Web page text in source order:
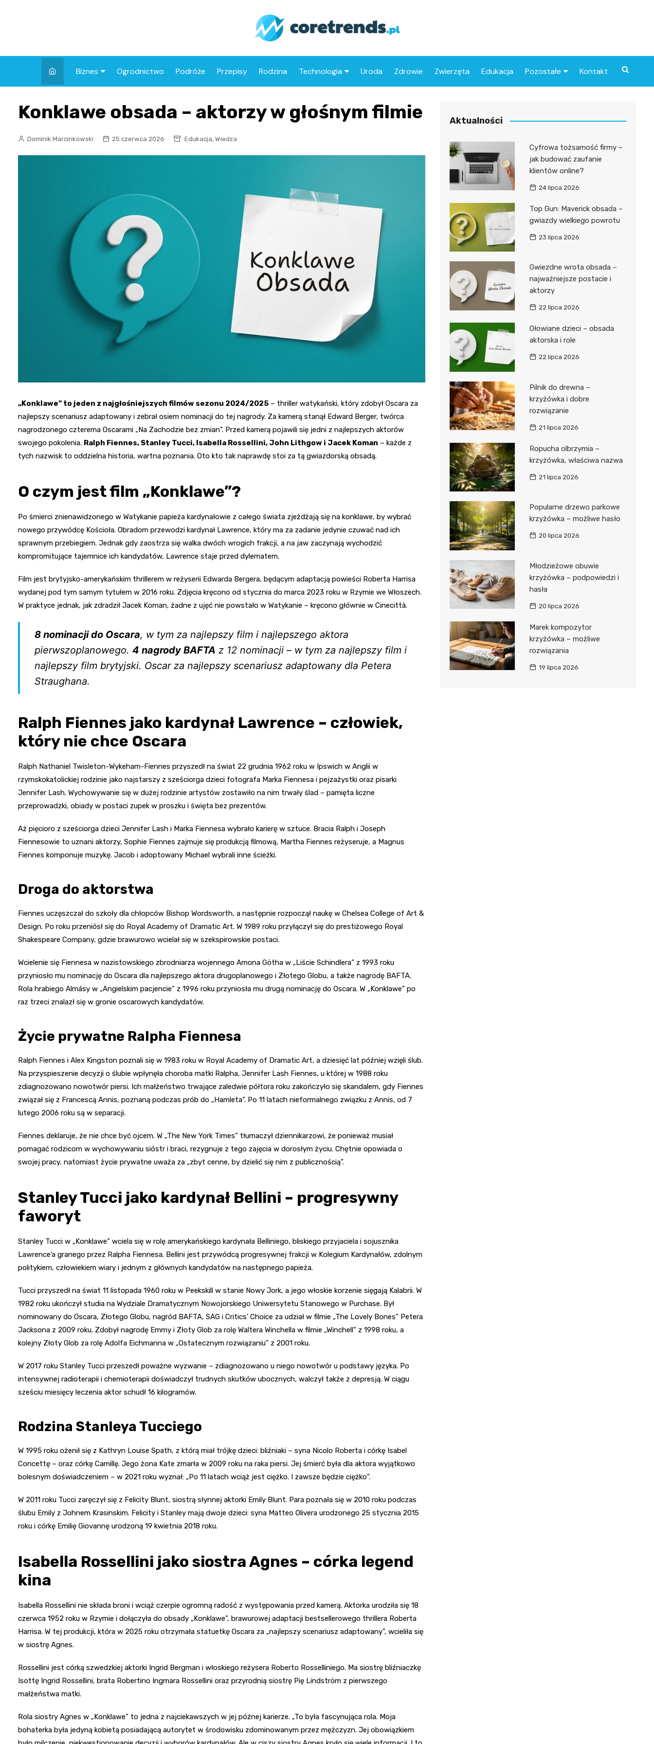
Biznes Ogrodnictwo Podróże Przepisy Rodzina Technologia
Motoryzacja
Uroda Zdrowie Zwierzęta Edukacja Pozostałe Kontakt
Konklawe obsada – aktorzy w głośnym filmie
Dominik Marcinkowski 25 czerwca 2026 Edukacja, Wiedza
„Konklawe” to jeden z najgłośniejszych filmów sezonu 2024/2025 – thriller watykański, który zdobył Oscara za
najlepszy scenariusz adaptowany i zebrał osiem nominacji do tej nagrody. Za kamerą stanął Edward Berger, twórca
nagrodzonego czterema Oscarami „Na Zachodzie bez zmian”. Przed kamerą pojawili się jedni z najlepszych aktorów
swojego pokolenia. Ralph Fiennes, Stanley Tucci, Isabella Rossellini, John Lithgow i Jacek Koman – każde z
tych nazwisk to oddzielna historia, wartna poznania. Oto kto tak naprawdę stoi za tą gwiazdorską obsadą.
O czym jest film „Konklawe”?
Po śmierci znienawidzonego w Watykanie papieża kardynałowie z całego świata zjeżdżają się na konklawe, by wybrać
nowego przywódcę Kościoła. Obradom przewodzi kardynał Lawrence, który ma za zadanie jedynie czuwać nad ich
sprawnym przebiegiem. Jednak gdy zaostrza się walka dwóch wrogich frakcji, a na jaw zaczynają wychodzić
kompromitujące tajemnice ich kandydatów, Lawrence staje przed dylematem.
Film jest brytyjsko-amerykańskim thrillerem w reżyserii Edwarda Bergera, będącym adaptacją powieści Roberta Harrisa
wydanej pod tym samym tytułem w 2016 roku. Zdjęcia kręcono od stycznia do marca 2023 roku w Rzymie we Włoszech.
W praktyce jednak, jak zdradził Jacek Koman, żadne z ujęć nie powstało w Watykanie – kręcono głównie w Cinecittà.
8 nominacji do Oscara, w tym za najlepszy film i najlepszego aktora
pierwszoplanowego. 4 nagrody BAFTA z 12 nominacji – w tym za najlepszy film i
najlepszy film brytyjski. Oscar za najlepszy scenariusz adaptowany dla Petera
Straughana.
Ralph Fiennes jako kardynał Lawrence – człowiek,
który nie chce Oscara
Ralph Nathaniel Twisleton-Wykeham-Fiennes przyszedł na świat 22 grudnia 1962 roku w Ipswich w Anglii w
rzymskokatolickiej rodzinie jako najstarszy z sześciorga dzieci fotografa Marka Fiennesa i pejzażystki oraz pisarki
Jennifer Lash. Wychowywanie się w dużej rodzinie artystów zostawiło na nim trwały ślad – pamięta liczne
przeprowadzki, obiady w postaci zupek w proszku i święta bez prezentów.
Aż pięcioro z sześciorga dzieci Jennifer Lash i Marka Fiennesa wybrało karierę w sztuce. Bracia Ralph i Joseph
Fiennesowie to uznani aktorzy, Sophie Fiennes zajmuje się produkcją filmową, Martha Fiennes reżyseruje, a Magnus
Fiennes komponuje muzykę. Jacob i adoptowany Michael wybrali inne ścieżki.
Droga do aktorstwa
Fiennes uczęszczał do szkoły dla chłopców Bishop Wordsworth, a następnie rozpoczął naukę w Chelsea College of Art &
Design. Po roku przeniósł się do Royal Academy of Dramatic Art. W 1989 roku przyłączył się do prestiżowego Royal
Shakespeare Company, gdzie brawurowo wcielał się w szekspirowskie postaci.
Wcielenie się Fiennesa w nazistowskiego zbrodniarza wojennego Amona Götha w „Liście Schindlera” z 1993 roku
przyniosło mu nominację do Oscara dla najlepszego aktora drugoplanowego i Złotego Globu, a także nagrodę BAFTA.
Rola hrabiego Almásy w „Angielskim pacjencie” z 1996 roku przyniosła mu drugą nominację do Oscara. W „Konklawe” po
raz trzeci znalazł się w gronie oscarowych kandydatów.
Życie prywatne Ralpha Fiennesa
Ralph Fiennes i Alex Kingston poznali się w 1983 roku w Royal Academy of Dramatic Art, a dziesięć lat później wzięli ślub.
Na przyspieszenie decyzji o ślubie wpłynęła choroba matki Ralpha, Jennifer Lash Fiennes, u której w 1988 roku
zdiagnozowano nowotwór piersi. Ich małżeństwo trwające zaledwie półtora roku zakończyło się skandalem, gdy Fiennes
związał się z Francescą Annis, poznaną podczas prób do „Hamleta”. Po 11 latach nieformalnego związku z Annis, od 7
lutego 2006 roku są w separacji.
Fiennes deklaruje, że nie chce być ojcem. W „The New York Times” tłumaczył dziennikarzowi, że ponieważ musiał
pomagać rodzicom w wychowywaniu sióstr i braci, rezygnuje z tego zajęcia w dorosłym życiu. Chętnie opowiada o
swojej pracy, natomiast życie prywatne uważa za „zbyt cenne, by dzielić się nim z publicznością”.
Stanley Tucci jako kardynał Bellini – progresywny
faworyt
Stanley Tucci w „Konklawe” wciela się w rolę amerykańskiego kardynała Belliniego, bliskiego przyjaciela i sojusznika
Lawrence’a granego przez Ralpha Fiennesa. Bellini jest przywódcą progresywnej frakcji w Kolegium Kardynałów, zdolnym
politykiem, człowiekiem wiary i jednym z głównych kandydatów na następnego papieża.
Tucci przyszedł na świat 11 listopada 1960 roku w Peekskill w stanie Nowy Jork, a jego włoskie korzenie sięgają Kalabrii. W
1982 roku ukończył studia na Wydziale Dramatycznym Nowojorskiego Uniwersytetu Stanowego w Purchase. Był
nominowany do Oscara, Złotego Globu, nagród BAFTA, SAG i Critics’ Choice za udział w filmie „The Lovely Bones” Petera
Jacksona z 2009 roku. Zdobył nagrodę Emmy i Złoty Glob za rolę Waltera Winchella w filmie „Winchell” z 1998 roku, a
kolejny Złoty Glob za rolę Adolfa Eichmanna w „Ostatecznym rozwiązaniu” z 2001 roku.
W 2017 roku Stanley Tucci przeszedł poważne wyzwanie – zdiagnozowano u niego nowotwór u podstawy języka. Po
intensywnej radioterapii i chemioterapii doświadczył trudnych skutków ubocznych, walczył także z depresją. W ciągu
sześciu miesięcy leczenia aktor schudł 16 kilogramów.
Rodzina Stanleya Tucciego
W 1995 roku ożenił się z Kathryn Louise Spath, z którą miał trójkę dzieci: bliźniaki – syna Nicolo Roberta i córkę Isabel
Concettę – oraz córkę Camillę. Jego żona Kate zmarła w 2009 roku na raka piersi. Jej śmierć była dla aktora wyjątkowo
bolesnym doświadczeniem – w 2021 roku wyznał: „Po 11 latach wciąż jest ciężko. I zawsze będzie ciężko”.
W 2011 roku Tucci zaręczył się z Felicity Blunt, siostrą słynnej aktorki Emily Blunt. Para poznała się w 2010 roku podczas
ślubu Emily z Johnem Krasinskim. Felicity i Stanley mają dwoje dzieci: syna Matteo Olivera urodzonego 25 stycznia 2015
roku i córkę Emilię Giovannę urodzoną 19 kwietnia 2018 roku.
Isabella Rossellini jako siostra Agnes – córka legend
kina
Isabella Rossellini nie składa broni i wciąż czerpie ogromną radość z występowania przed kamerą. Aktorka urodziła się 18
czerwca 1952 roku w Rzymie i dołączyła do obsady „Konklawe”, brawurowej adaptacji bestsellerowego thrillera Roberta
Harrisa. W tej produkcji, która w 2025 roku otrzymała statuetkę Oscara za „najlepszy scenariusz adaptowany”, wcieliła się
w siostrę Agnes.
Rossellini jest córką szwedzkiej aktorki Ingrid Bergman i włoskiego reżysera Roberto Rosselliniego. Ma siostrę bliźniaczkę
Isottę Ingrid Rossellini, brata Robertino Ingmara Rossellini oraz przyrodnią siostrę Pię Lindström z pierwszego
małżeństwa matki.
Rola siostry Agnes w „Konklawe” to jedna z najciekawszych w jej późnej karierze. „To była fascynująca rola. Moja
bohaterka była jedyną kobietą posiadającą autorytet w środowisku zdominowanym przez mężczyzn. Jej obowiązkiem
Aktualności
Cyfrowa tożsamość firmy –
jak budować zaufanie
klientów online?
24 lipca 2026
Top Gun: Maverick obsada –
gwiazdy wielkiego powrotu
23 lipca 2026
Gwiezdne wrota obsada –
najważniejsze postacie i
aktorzy
22 lipca 2026
Ołowiane dzieci – obsada
aktorska i role
22 lipca 2026
Pilnik do drewna –
krzyżówka i dobre
rozwiązanie
21 lipca 2026
Ropucha olbrzymia –
krzyżówka, właściwa nazwa
21 lipca 2026
Popularne drzewo parkowe
krzyżówka – możliwe hasło
20 lipca 2026
Młodzieżowe obuwie
krzyżówka – podpowiedzi i
hasła
20 lipca 2026
Marek kompozytor
krzyżówka – możliwe
rozwiązania
19 lipca 2026